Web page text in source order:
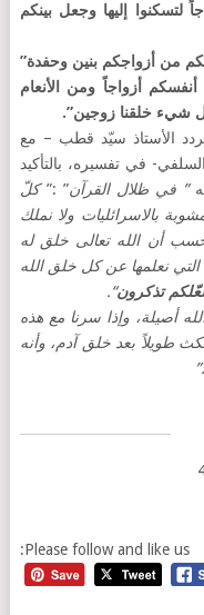
إليها وجعل بينكم
من أزواجكم بنين وحفدة”
أزواجاً ومن الأنعام
شيء خلقنا زوجين”.
الأستاذ سيّد قطب – مع
في تفسيره، بالتأكيد
” في ظلال القرآن” :”كلّ
بالاسرائليات ولا نملك
أن الله تعالى خلق له
نعلمها عن كل خلق الله
تذكرون“.
أصيلة، وإذا سرنا مع هذه
طويلاً بعد خلق آدم، وأنه
Please follow and like us: